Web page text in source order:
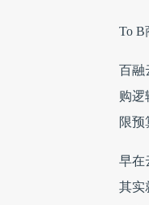
To B
百融
购逻
限预
早在
其实